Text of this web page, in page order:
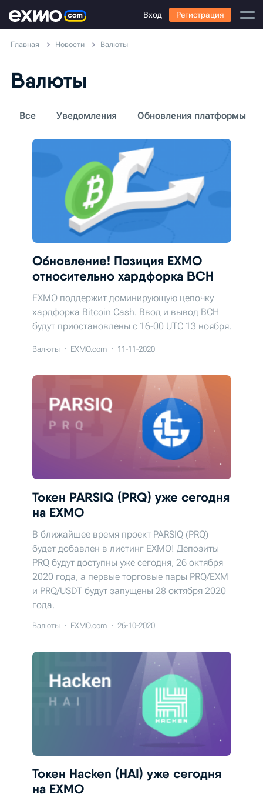
Вход Регистрация
Главная Новости Валюты
Валюты
Все Уведомления Обновления платформы
Обновление! Позиция EXMO
относительно хардфорка BCH
EXMO поддержит доминирующую цепочку
хардфорка Bitcoin Cash. Ввод и вывод BCH
будут приостановлены с 16-00 UTC 13 ноября.
Валюты EXMO.com 11-11-2020
Токен PARSIQ (PRQ) уже сегодня
на EXMO
В ближайшее время проект PARSIQ (PRQ)
будет добавлен в листинг EXMO! Депозиты
PRQ будут доступны уже сегодня, 26 октября
2020 года, а первые торговые пары PRQ/EXM
и PRQ/USDT будут запущены 28 октября 2020
года.
Валюты EXMO.com 26-10-2020
Токен Hacken (HAI) уже сегодня
на EXMO